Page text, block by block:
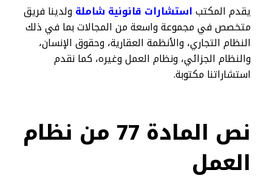
يقدم المكتباستشارات قانونية شاملةولدينا فريق
متخصص في مجموعة واسعة من المجالات بما في ذلك
النظام التجاري، والأنظمة العقارية، وحقوق الإنسان،
والنظام الجزائي، ونظام العمل وغيره، كما نقدم
استشاراتنا مكتوبة.
نص المادة 77 من نظام
العمل